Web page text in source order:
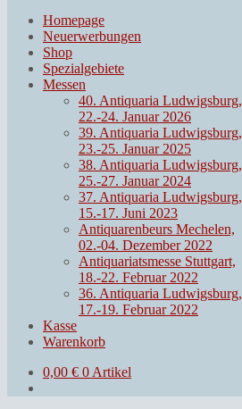
Homepage
Neuerwerbungen
Shop
Spezialgebiete
Messen
40. Antiquaria Ludwigsburg,
22.-24. Januar 2026
39. Antiquaria Ludwigsburg,
23.-25. Januar 2025
38. Antiquaria Ludwigsburg,
25.-27. Januar 2024
37. Antiquaria Ludwigsburg,
15.-17. Juni 2023
Antiquarenbeurs Mechelen,
02.-04. Dezember 2022
Antiquariatsmesse Stuttgart,
18.-22. Februar 2022
36. Antiquaria Ludwigsburg,
17.-19. Februar 2022
Kasse
Warenkorb
0,00 € 0 Artikel